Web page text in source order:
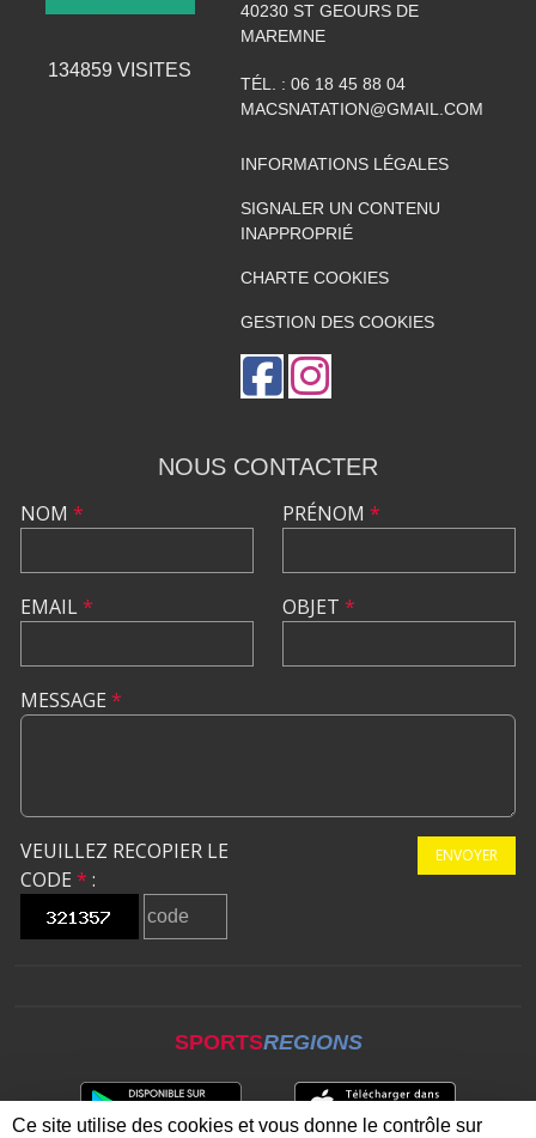
134859 VISITES
40230 ST GEOURS DE
MAREMNE
TÉL. : 06 18 45 88 04
MACSNATATION@GMAIL.COM
INFORMATIONS LÉGALES
SIGNALER UN CONTENU
INAPPROPRIÉ
CHARTE COOKIES
GESTION DES COOKIES
NOUS CONTACTER
NOM *
EMAIL*
PRÉNOM *
OBJET *
MESSAGE *
VEUILLEZ RECOPIER LE
CODE * :
ENVOYER
SPORTSREGIONS
Ce site utilise des cookies et vous donne le contrôle sur